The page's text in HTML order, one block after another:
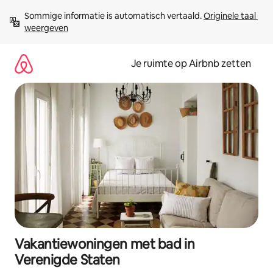
direct
naar
Sommige informatie is automatisch vertaald. Originele taal
weergeven
Je ruimte op Airbnb zetten
Vakantiewoningen met bad in
Verenigde Staten